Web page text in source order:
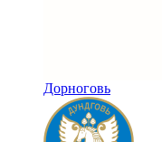
Дорноговь